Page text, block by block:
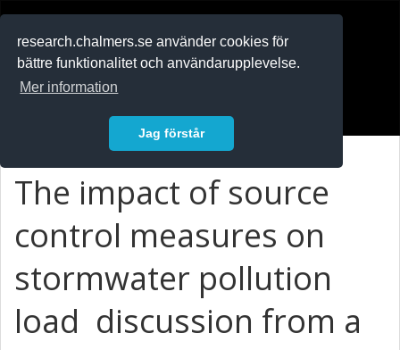
research.chalmers.se använder cookies för
bättre funktionalitet och användarupplevelse.
Mer information
Jag förstår
The impact of source
control measures on
stormwater pollution
load  discussion from a